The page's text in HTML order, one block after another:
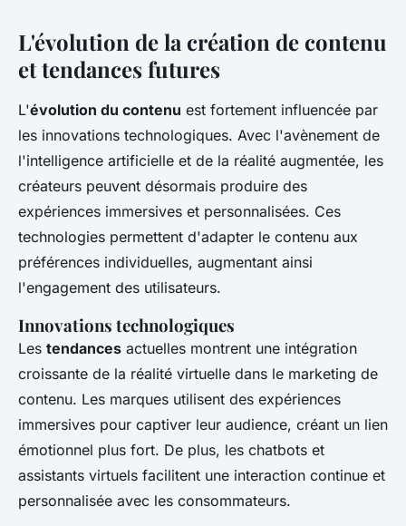
L'évolution de la création de contenu
et tendances futures
L'évolution du contenu est fortement influencée par
les innovations technologiques. Avec l'avènement de
l'intelligence artificielle et de la réalité augmentée, les
créateurs peuvent désormais produire des
expériences immersives et personnalisées. Ces
technologies permettent d'adapter le contenu aux
préférences individuelles, augmentant ainsi
l'engagement des utilisateurs.
Innovations technologiques
Les tendances actuelles montrent une intégration
croissante de la réalité virtuelle dans le marketing de
contenu. Les marques utilisent des expériences
immersives pour captiver leur audience, créant un lien
émotionnel plus fort. De plus, les chatbots et
assistants virtuels facilitent une interaction continue et
personnalisée avec les consommateurs.